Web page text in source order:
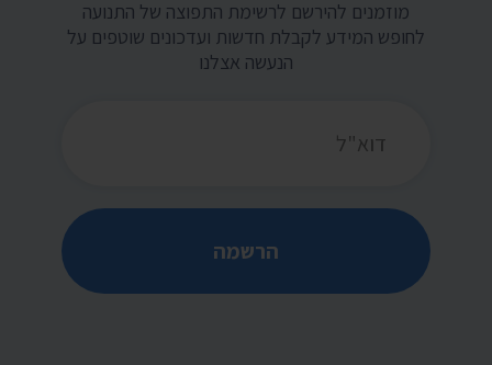
מוזמנים להירשם לרשימת התפוצה של התנועה
לחופש המידע לקבלת חדשות ועדכונים שוטפים על
הנעשה אצלנו
הרשמה